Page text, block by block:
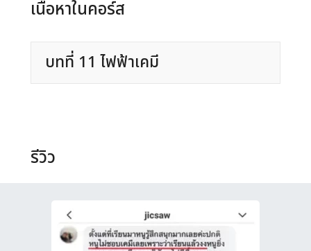
เนื้อหาในคอร์ส
บทที่ 11 ไฟฟ้าเคมี
เซลล์กัลวานิก
เซลล์อิเล็กโทรลิติก
โจทย์รวมเรื่องไฟฟ้าเคมี
รีวิว